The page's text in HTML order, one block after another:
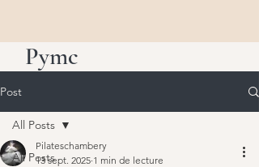
Pymc
Post
All Posts
All Posts
Pilateschambery
13 sept. 2025 1 min de lecture